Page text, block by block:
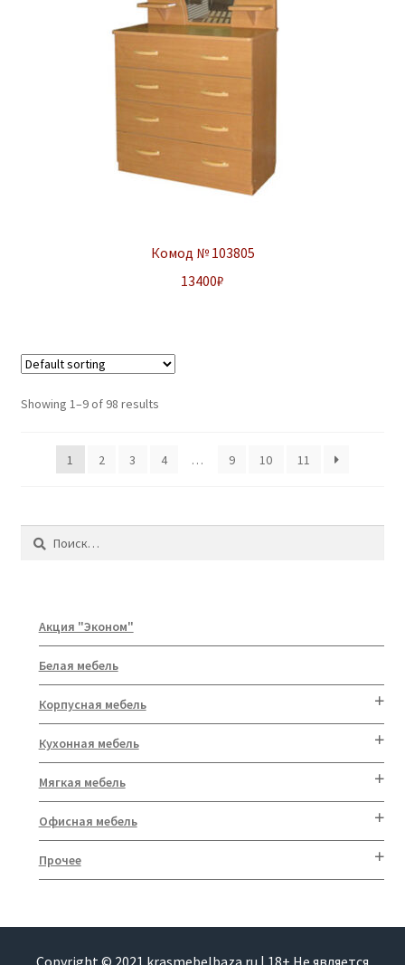
Комод № 103805
13400₽
Showing 1–9 of 98 results
1 2 3 4 … 9 10 11
Найти:
Акция "Эконом"
Белая мебель
Корпусная мебель
Кухонная мебель
Мягкая мебель
Офисная мебель
Прочее